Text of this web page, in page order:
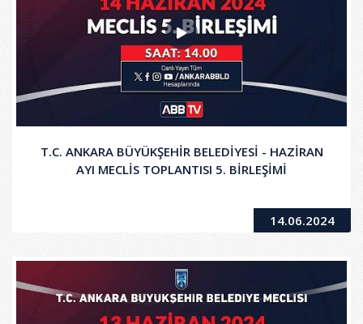
T.C. ANKARA BÜYÜKŞEHİR BELEDİYESİ - HAZİRAN
AYI MECLİS TOPLANTISI 5. BİRLEŞİMİ
14.06.2024